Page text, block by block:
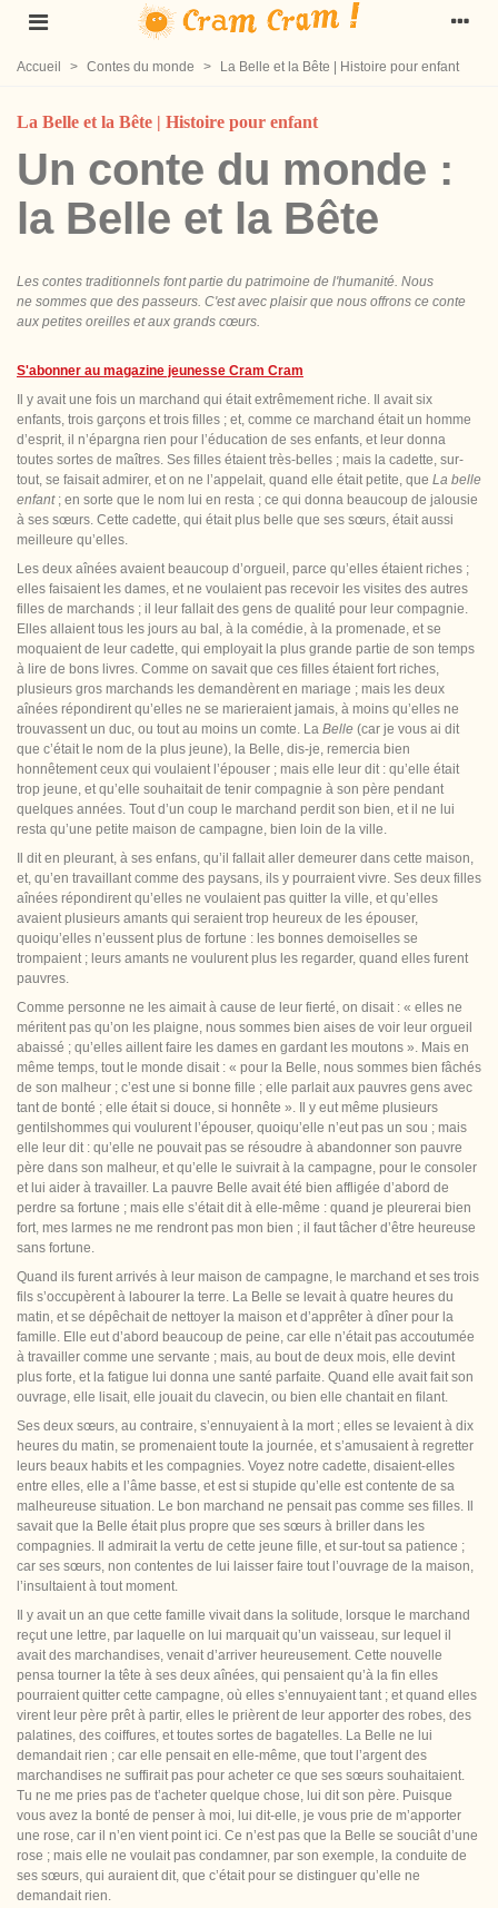
Accueil > Contes du monde > La Belle et la Bête | Histoire pour enfant
La Belle et la Bête | Histoire pour enfant
Un conte du monde :
la Belle et la Bête
Les contes traditionnels font partie du patrimoine de l'humanité. Nous
ne sommes que des passeurs. C'est avec plaisir que nous offrons ce conte
aux petites oreilles et aux grands cœurs.
S'abonner au magazine jeunesse Cram Cram
Il y avait une fois un marchand qui était extrêmement riche. Il avait six
enfants, trois garçons et trois filles ; et, comme ce marchand était un homme
d’esprit, il n’épargna rien pour l’éducation de ses enfants, et leur donna
toutes sortes de maîtres. Ses filles étaienttrès-belles ; mais la cadette, sur-
tout, se faisait admirer, et on ne l’appelait, quand elle était petite, que La belle
enfant; en sorte que le nom lui en resta ; ce qui donna beaucoup de jalousie
à ses sœurs. Cette cadette, qui était plus belle que ses sœurs, était aussi
meilleure qu’elles.
Les deux aînées avaient beaucoup d’orgueil, parce qu’elles étaient riches ;
elles faisaient les dames, et ne voulaient pas recevoir les visites des autres
filles de marchands ; il leur fallait des gens de qualité pour leur compagnie.
Elles allaient tous les jours au bal, à la comédie, à la promenade, et se
moquaient de leur cadette, qui employait la plus grande partie de son temps
à lire de bons livres. Comme on savait que ces filles étaient fort riches,
plusieurs gros marchands les demandèrent en mariage ; mais les deux
aînées répondirent qu’elles ne se marieraient jamais, à moins qu’elles ne
trouvassent un duc, ou tout au moins un comte. La Belle (car je vous ai dit
que c’était le nom de la plus jeune), la Belle, dis-je, remercia bien
honnêtement ceux qui voulaient l’épouser ; mais elle leur dit : qu’elle était
trop jeune, et qu’elle souhaitait de tenir compagnie à son père pendant
quelques années. Tout d’un coup le marchand perdit son bien, et il ne lui
resta qu’une petite maison de campagne, bien loin de la ville.
Il dit en pleurant, à ses enfans, qu’il fallait aller demeurer dans cette maison,
et, qu’en travaillant comme des paysans, ils y pourraient vivre. Ses deux filles
aînées répondirent qu’elles ne voulaient pas quitter la ville, et qu’elles
avaient plusieurs amants qui seraient trop heureux de les épouser,
quoiqu’elles n’eussent plus de fortune : les bonnes demoiselles se
trompaient ; leurs amants ne voulurent plus les regarder, quand elles furent
pauvres.
Comme personne ne les aimait à cause de leur fierté, on disait : « elles ne
méritent pas qu’on les plaigne, nous sommes bien aises de voir leur orgueil
abaissé ; qu’elles aillent faire les dames en gardant les moutons ». Mais en
même temps, tout le monde disait : « pour la Belle, nous sommes bien fâchés
de son malheur ; c’est une si bonne fille ; elle parlait aux pauvres gens avec
tant de bonté ; elle était si douce, si honnête ». Il y eut même plusieurs
gentilshommes qui voulurent l’épouser, quoiqu’elle n’eut pas un sou ; mais
elle leur dit : qu’elle ne pouvait pas se résoudre à abandonner son pauvre
père dans son malheur, et qu’elle le suivrait à la campagne, pour le consoler
et lui aider à travailler. La pauvre Belle avait été bien affligée d’abord de
perdre sa fortune ; mais elle s’était dit à elle-même : quand je pleurerai bien
fort, mes larmes ne me rendront pas mon bien ; il faut tâcher d’être heureuse
sans fortune.
Quand ils furent arrivés à leur maison de campagne, le marchand et ses trois
fils s’occupèrent à labourer la terre. La Belle se levait à quatre heures du
matin, et se dépêchait de nettoyer la maison et d’apprêter à dîner pour la
famille. Elle eut d’abord beaucoup de peine, car elle n’était pas accoutumée
à travailler comme une servante ; mais, au bout de deux mois, elle devint
plus forte, et la fatigue lui donna une santé parfaite. Quand elle avait fait son
ouvrage, elle lisait, elle jouait du clavecin, ou bien elle chantait en filant.
Ses deux sœurs, au contraire, s’ennuyaient à la mort ; elles se levaient à dix
heures du matin, se promenaient toute la journée, et s’amusaient à regretter
leurs beaux habits et les compagnies. Voyez notre cadette, disaient-elles
entre elles, elle a l’âme basse, et est si stupide qu’elle est contente de sa
malheureuse situation. Le bon marchand ne pensait pas comme ses filles. Il
savait que la Belle était plus propre que ses sœurs à briller dans les
compagnies. Il admirait la vertu de cette jeune fille, et sur-tout sa patience ;
car ses sœurs, non contentes de lui laisser faire tout l’ouvrage de la maison,
l’insultaient à tout moment.
Il y avait un an que cette famille vivait dans la solitude, lorsque le marchand
reçut une lettre, par laquelle on lui marquait qu’un vaisseau, sur lequel il
avait des marchandises, venait d’arriver heureusement. Cette nouvelle
pensa tourner la tête à ses deux aînées, qui pensaient qu’à la fin elles
pourraient quitter cette campagne, où elles s’ennuyaient tant ; et quand elles
virent leur père prêt à partir, elles le prièrent de leur apporter des robes, des
palatines, des coiffures, et toutes sortes de bagatelles. La Belle ne lui
demandait rien ; car elle pensait en elle-même, que tout l’argent des
marchandises ne suffirait pas pour acheter ce que ses sœurs souhaitaient.
Tu ne me pries pas de t’acheter quelque chose, lui dit son père. Puisque
vous avez la bonté de penser à moi, lui dit-elle, je vous prie de m’apporter
une rose, car il n’en vient point ici. Ce n’est pas que la Belle se souciât d’une
rose ; mais elle ne voulaitpas condamner, par son exemple, la conduite de
ses sœurs, qui auraient dit, que c’était pour se distinguer qu’elle ne
demandait rien.